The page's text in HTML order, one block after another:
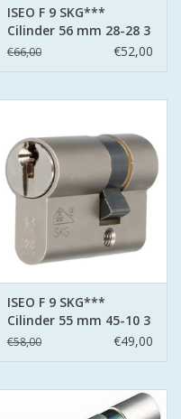
ISEO F 9 SKG***
Cilinder 56 mm 28-28 3
sleutels
€66,00 €52,00
ISEO F 9 SKG***
Cilinder 55 mm 45-10 3
sleutels
€58,00 €49,00